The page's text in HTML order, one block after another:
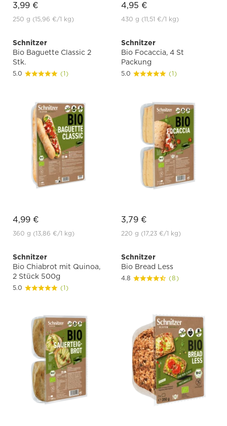
3,99 €
250 g (15,96 €/1 kg)
4,95 €
430 g (11,51 €/1 kg)
Schnitzer
Bio Baguette Classic 2
Stk.
5.0 (1)
4,99 €
360 g (13,86 €/1 kg)
Schnitzer
Bio Focaccia, 4 St
Packung
5.0 (1)
3,79 €
220 g (17,23 €/1 kg)
Schnitzer
Bio Chiabrot mit Quinoa,
2 Stück 500g
5.0 (1)
Schnitzer
Bio Bread Less
4.8 (8)